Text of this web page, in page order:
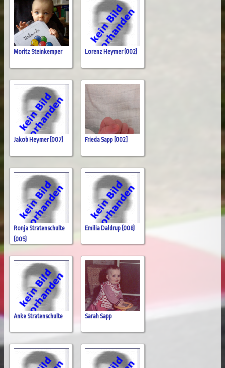
Moritz Steinkemper Lorenz Heymer (002)
Jakob Heymer (007) Frieda Sapp [002]
Ronja Stratenschulte
(005)
Emilia Daldrup (008)
Anke Stratenschulte Sarah Sapp